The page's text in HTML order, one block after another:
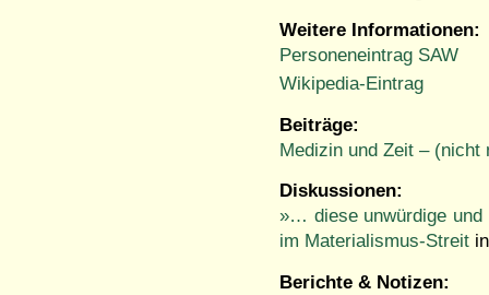
Weitere Informationen:
Personeneintrag SAW
Wikipedia-Eintrag
Beiträge:
Medizin und Zeit – (nicht
Diskussionen:
»… diese unwürdige
im Materialismus-Streit in
Berichte & Notizen: